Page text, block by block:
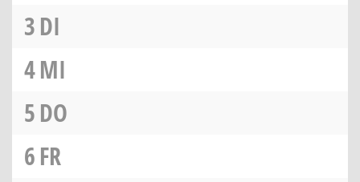
3DI
4MI
5DO
6FR